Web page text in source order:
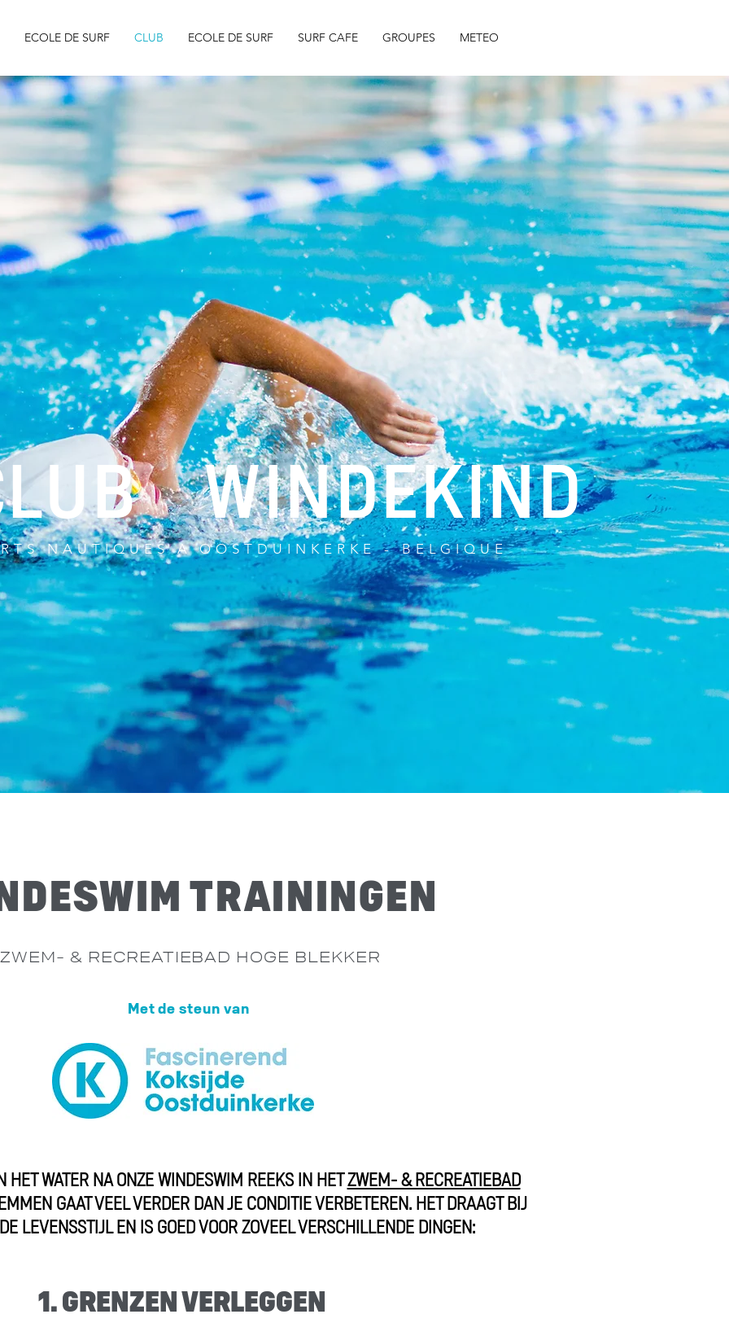
ECOLE DE SURF CLUB ECOLE DE SURF SURF CAFE GROUPES METEO
WINDEKIND
NAUTIQUES A OOSTDUINKERKE - BELGIQUE
TRAININGEN
ZWEM- & RECREATIEBAD HOGE BLEKKER
Met de steun van
HET WATER NA ONZE WINDESWIM REEKS IN HETZWEM- & RECREATIEBAD
GAAT VEEL VERDER DAN JE CONDITIE VERBETEREN. HET DRAAGT BIJ
LEVENSSTIJL EN IS GOED VOOR ZOVEEL VERSCHILLENDE DINGEN:
1. GRENZEN VERLEGGEN